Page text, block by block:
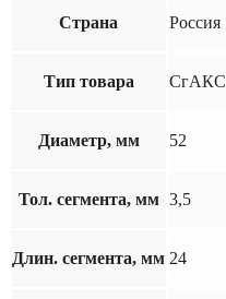
Страна Россия
Тип товара СгАКС
Диаметр, мм 52
Тол. сегмента, мм 3,5
Длин. сегмента, мм 24